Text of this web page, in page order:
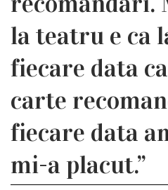
la teatru e ca
fiecare data
carte
fiecare data
mi-a placut.”